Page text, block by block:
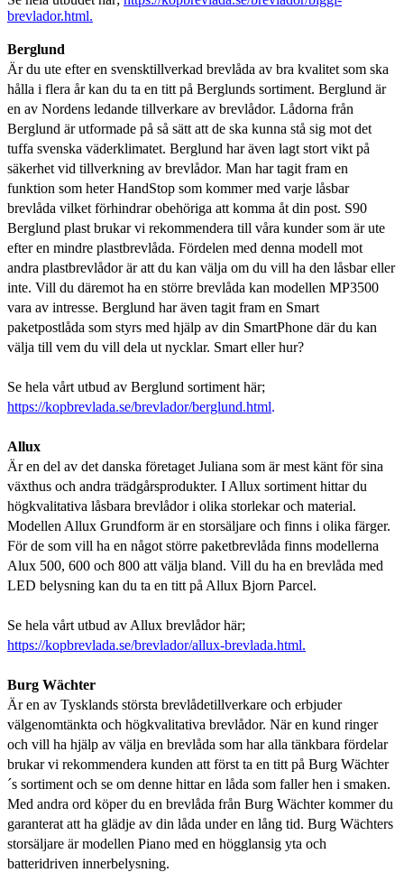
brevlador.html.
Berglund
Är du ute efter en svensktillverkad brevlåda av bra kvalitet som ska
hålla i flera år kan du ta en titt på Berglunds sortiment. Berglund är
en av Nordens ledande tillverkare av brevlådor. Lådorna från
Berglund är utformade på så sätt att de ska kunna stå sig mot det
tuffa svenska väderklimatet. Berglund har även lagt stort vikt på
säkerhet vid tillverkning av brevlådor. Man har tagit fram en
funktion som heter HandStop som kommer med varje låsbar
brevlåda vilket förhindrar obehöriga att komma åt din post. S90
Berglund plast brukar vi rekommendera till våra kunder som är ute
efter en mindre plastbrevlåda. Fördelen med denna modell mot
andra plastbrevlådor är att du kan välja om du vill ha den låsbar eller
inte. Vill du däremot ha en större brevlåda kan modellen MP3500
vara av intresse. Berglund har även tagit fram en Smart
paketpostlåda som styrs med hjälp av din SmartPhone där du kan
välja till vem du vill dela ut nycklar. Smart eller hur?
Se hela vårt utbud av Berglund sortiment här;
https://kopbrevlada.se/brevlador/berglund.html.
Allux
Är en del av det danska företaget Juliana som är mest känt för sina
växthus och andra trädgårsprodukter. I Allux sortiment hittar du
högkvalitativa låsbara brevlådor i olika storlekar och material.
Modellen Allux Grundform är en storsäljare och finns i olika färger.
För de som vill ha en något större paketbrevlåda finns modellerna
Alux 500, 600 och 800 att välja bland. Vill du ha en brevlåda med
LED belysning kan du ta en titt på Allux Bjorn Parcel.
Se hela vårt utbud av Allux brevlådor här;
https://kopbrevlada.se/brevlador/allux-brevlada.html.
Burg Wächter
Är en av Tysklands största brevlådetillverkare och erbjuder
välgenomtänkta och högkvalitativa brevlådor. När en kund ringer
och vill ha hjälp av välja en brevlåda som har alla tänkbara fördelar
brukar vi rekommendera kunden att först ta en titt på Burg Wächter
´s sortiment och se om denne hittar en låda som faller hen i smaken.
Med andra ord köper du en brevlåda från Burg Wächter kommer du
garanterat att ha glädje av din låda under en lång tid. Burg Wächters
storsäljare är modellen Piano med en högglansig yta och
batteridriven innerbelysning.